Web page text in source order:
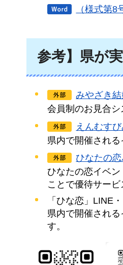
（様式第8
参考】県が
みやざき
会員制のお見合
えんむす
県内で開催され
ひなたの恋
ひなたの恋イベ
ことで優待サービ
「ひな恋」LINE
県内で開催され
す。